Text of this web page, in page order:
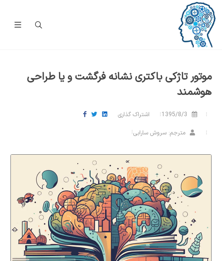
موتور تاژکی باکتری نشانه فرگشت و یا طراحی
هوشمند
اشتراک گذاری
مترجم: سروش سارابی